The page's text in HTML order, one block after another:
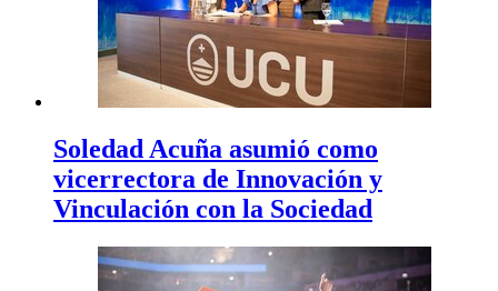
Soledad Acuña asumió como
vicerrectora de Innovación y
Vinculación con la Sociedad